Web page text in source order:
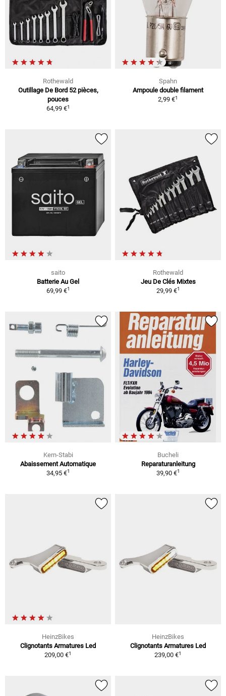
Rothewald
Outillage De Bord 52 pièces,
pouces
64,99 €1
Spahn
Ampoule double filament
2,99 €1
saito
Batterie Au Gel
69,99 €1
Rothewald
Jeu De Clés Mixtes
29,99 €1
Kern-Stabi
Abaissement Automatique
34,95 €1
Bucheli
Reparaturanleitung
39,90 €1
HeinzBikes
Clignotants Armatures Led
209,00 €1
HeinzBikes
Clignotants Armatures Led
239,00 €1